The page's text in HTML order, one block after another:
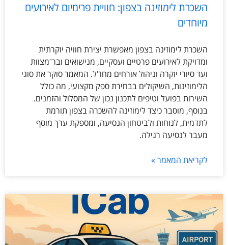
השכרת לימוזינה בצפון: חוויית פרימיום לאירועים
מיוחדים
השכרת לימוזינה בצפון מאפשרת יצירת חוויה יוקרתית
ומדויקת לאירועים פרטיים ועסקיים, מנישואים ובר־מצוות
ועד סיורי יוקרה וניהול אורחים מחו"ל. המאמר סוקר את סוגי
הלימוזינות, השיקולים בבחירת ספק מקצועי, מה כולל
השירות בפועל וטיפים לתכנון נכון של המסלול והזמנים.
בנוסף, מוסבר כיצד לימוזינה להשכרה בצפון תורמת
לתדמית, לנוחות ולביטחון הנסיעה, ומספקת ערך מוסף
מעבר לנסיעה רגילה.
לקריאת המאמר »